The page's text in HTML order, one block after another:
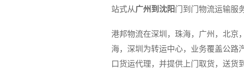
站式从广州到沈阳门到门物流运输服
港邦物流在深圳，珠海，广州，北京
海，深圳为转运中心，业务覆盖公路
口货运代理，并提供上门取货，送货